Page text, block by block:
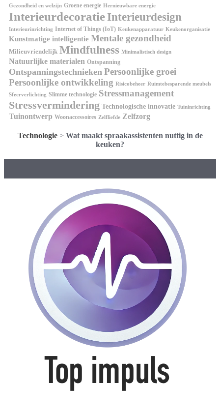
Gezondheid en welzijn Groene energie Hernieuwbare energie
InterieurdecoratieInterieurdesign
Interieurinrichting Internet of Things (IoT) Keukenapparatuur Keukenorganisatie
Kunstmatige intelligentie Mentale gezondheid
Milieuvriendelijk Mindfulness Minimalistisch design
Natuurlijke materialen Ontspanning
Ontspanningstechnieken Persoonlijke groei
Persoonlijke ontwikkeling Risicobeheer Ruimtebesparende meubels
Sfeerverlichting Slimme technologie Stressmanagement
Stressvermindering Technologische innovatie Tuininrichting
Tuinontwerp Woonaccessoires Zelfliefde Zelfzorg
Technologie> Wat maakt spraakassistenten nuttig in de
keuken?